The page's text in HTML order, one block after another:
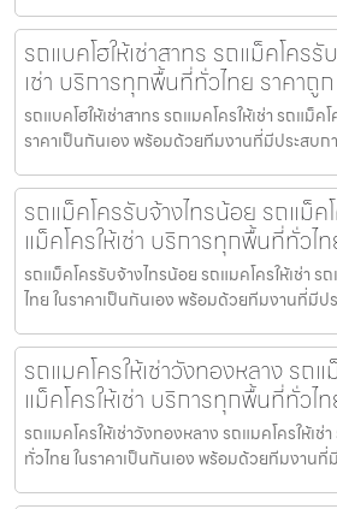
รถแบคโฮให้เช่าสาทร รถแม็คโครรั
เช่า บริการทุกพื้นที่ทั่วไทย ราคาถูก
รถแบคโฮให้เช่าสาทร รถแมคโครให้เช่า รถแม็ค
ราคาเป็นกันเอง พร้อมด้วยทีมงานที่มีประสบก
รถแม็คโครรับจ้างไทรน้อย รถแม็ค
แม็คโครให้เช่า บริการทุกพื้นที่ทั่วไ
รถแม็คโครรับจ้างไทรน้อย รถแมคโครให้เช่า ร
ไทย ในราคาเป็นกันเอง พร้อมด้วยทีมงานที่มีป
รถแมคโครให้เช่าวังทองหลาง รถ
แม็คโครให้เช่า บริการทุกพื้นที่ทั่วไ
รถแมคโครให้เช่าวังทองหลาง รถแมคโครให้เช่
ทั่วไทย ในราคาเป็นกันเอง พร้อมด้วยทีมงาน